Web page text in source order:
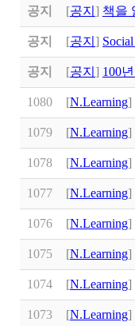
공지 [공지 ] 책을
공지 [공지 ]
공지 [공지 ] 100
1080 [N.Learning]
1079 [N.Learning]
1078 [N.Learning]
1077 [N.Learning]
1076 [N.Learning]
1075 [N.Learning]
1074 [N.Learning]
1073 [N.Learning]